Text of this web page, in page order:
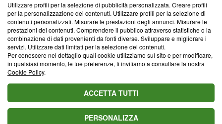
Informativa Privacy
Cookie Policy
Blasting SA, IDI CHE-247.845.224, Via Carlo Frasca, 3 - 6900
Lugano (Svizzera) Tel:+39 0690258937
© 2026 Blasting News
Utilizzare profili per la selezione di pubblicità personalizzata. Creare profili
per la personalizzazione dei contenuti. Utilizzare profili per la selezione di
contenuti personalizzati. Misurare le prestazioni degli annunci. Misurare le
prestazioni dei contenuti. Comprendere il pubblico attraverso statistiche o la
combinazione di dati provenienti da fonti diverse. Sviluppare e migliorare i
servizi. Utilizzare dati limitati per la selezione dei contenuti.
Per conoscere nel dettaglio quali cookie utilizziamo sul sito e per modificare,
in qualsiasi momento, le tue preferenze, ti invitiamo a consultare la nostra
Cookie Policy.
ACCETTA TUTTI
PERSONALIZZA